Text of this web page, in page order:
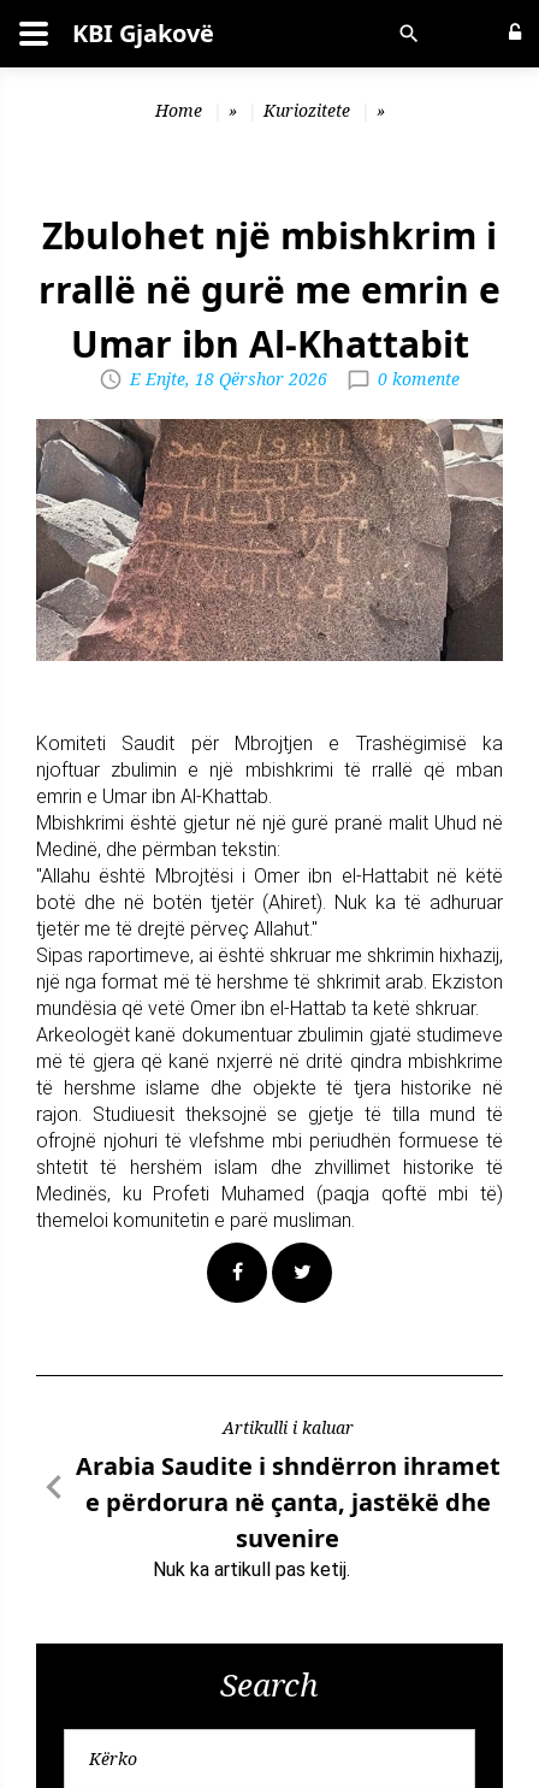
Kërko KBI Gjakovë
Home » Kuriozitete »
Zbulohet një mbishkrim i
rrallë në gurë me emrin e
Umar ibn Al-Khattabit
E Enjte, 18 Qërshor 2026 0 komente
Komiteti Saudit për Mbrojtjen e Trashëgimisë ka
njoftuar zbulimin e një mbishkrimi të rrallë që mban
emrin e Umar ibn Al-Khattab.
Mbishkrimi është gjetur në një gurë pranë malit Uhud në
Medinë, dhe përmban tekstin:
"Allahu është Mbrojtësi i Omer ibn el-Hattabit në këtë
botë dhe në botën tjetër (Ahiret). Nuk ka të adhuruar
tjetër me të drejtë përveç Allahut."
Sipas raportimeve, ai është shkruar me shkrimin hixhazij,
një nga format më të hershme të shkrimit arab. Ekziston
mundësia që vetë Omer ibn el-Hattab ta ketë shkruar.
Arkeologët kanë dokumentuar zbulimin gjatë studimeve
më të gjera që kanë nxjerrë në dritë qindra mbishkrime
të hershme islame dhe objekte të tjera historike në
rajon. Studiuesit theksojnë se gjetje të tilla mund të
ofrojnë njohuri të vlefshme mbi periudhën formuese të
shtetit të hershëm islam dhe zhvillimet historike të
Medinës, ku Profeti Muhamed (paqja qoftë mbi të)
themeloi komunitetin e parë musliman.
Artikulli i kaluar
Arabia Saudite i shndërron ihramet
e përdorura në çanta, jastëkë dhe
suvenire
Nuk ka artikull pas ketij.
Search